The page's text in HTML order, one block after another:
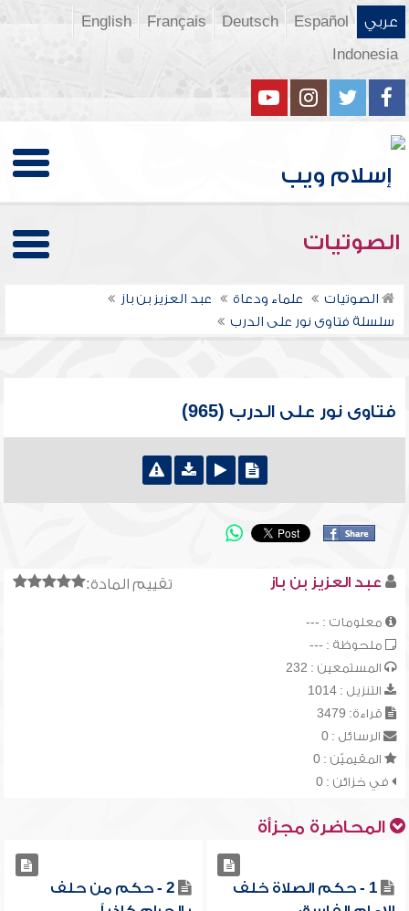
عربي Español
Deutsch
Français
English
Indonesia
الصوتيات
الصوتيات علماء ودعاة
عبد العزيز بن باز
سلسلة فتاوى نور على الدرب
فتاوى نور على الدرب (965)
تقييم المادة: عبد العزيز بن باز
معلومات : ---
ملحوظة : ---
المستمعين : 232
التنزيل : 1014
قراءة: 3479
الرسائل : 0
المقيميّن : 0
في خزائن : 0
المحاضرة مجزأة
1 - حكم الصلاة خلف
2 - حكم من حلف